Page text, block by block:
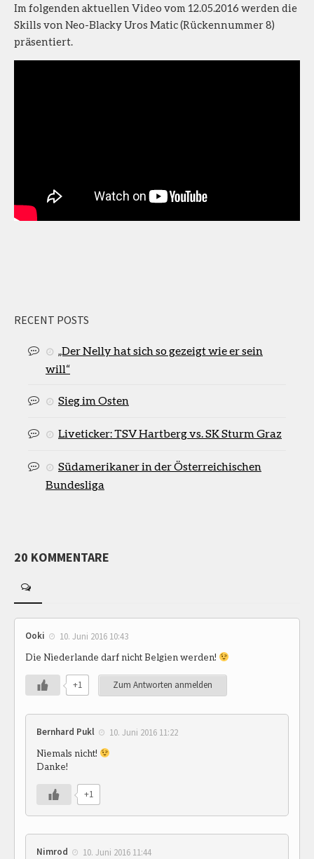
Im folgenden aktuellen Video vom 12.05.2016 werden die
Skills von Neo-Blacky Uros Matic (Rückennummer 8)
präsentiert.
RECENT POSTS
„Der Nelly hat sich so gezeigt wie er sein
will“
Sieg im Osten
Liveticker: TSV Hartberg vs. SK Sturm Graz
Südamerikaner in der Österreichischen
Bundesliga
20 KOMMENTARE
Ooki 10. Juni 2016 10:43
Die Niederlande darf nicht Belgien werden!
+1 Zum Antworten anmelden
Bernhard Pukl 10. Juni 2016 11:22
Niemals nicht!
Danke!
+1
Nimrod 10. Juni 2016 11:44